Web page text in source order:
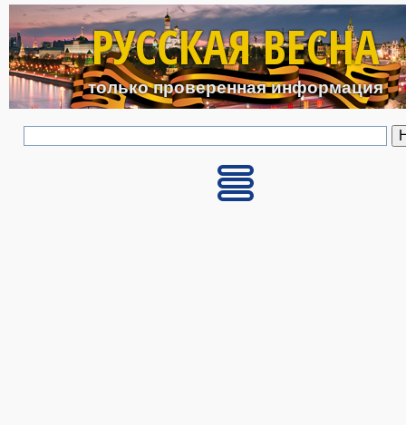
Перейти к основному
РУССКАЯ ВЕСНА
только проверенная информация